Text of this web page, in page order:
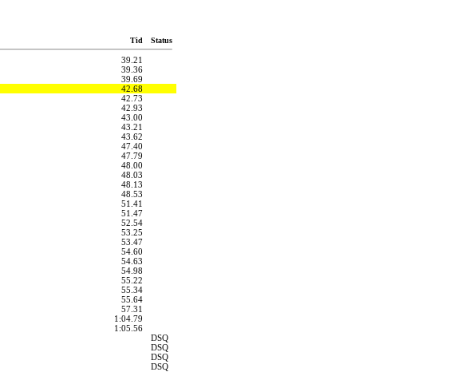
Tid Status
39.21
39.36
39.69
42.68
42.73
42.93
43.00
43.21
43.62
47.40
47.79
48.00
48.03
48.13
48.53
51.41
51.47
52.54
53.25
53.47
54.60
54.63
54.98
55.22
55.34
55.64
57.31
1:04.79
1:05.56
DSQ
DSQ
DSQ
DSQ